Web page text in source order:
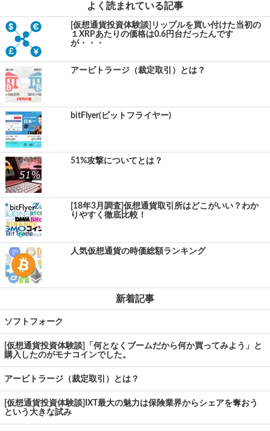
よく読まれている記事
[仮想通貨投資体験談]リップルを買い付けた当初の
１XRPあたりの価格は0.6円台だったんです
が・・・
アービトラージ（裁定取引）とは？
bitFlyer(ビットフライヤー)
51%攻撃についてとは？
[18年3月調査]仮想通貨取引所はどこがいい？わか
りやすく徹底比較！
人気仮想通貨の時価総額ランキング
新着記事
ソフトフォーク
[仮想通貨投資体験談]「何となくブームだから何か買ってみよう」と
購入したのがモナコインでした。
アービトラージ（裁定取引）とは？
[仮想通貨投資体験談]IXT最大の魅力は保険業界からシェアを奪おう
という大きな試み